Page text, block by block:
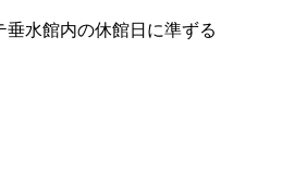
水館内の休館日に準ずる